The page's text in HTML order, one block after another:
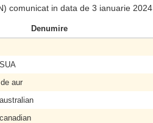
comunicat in data de 3 ianuarie 2024
Denumire
aur